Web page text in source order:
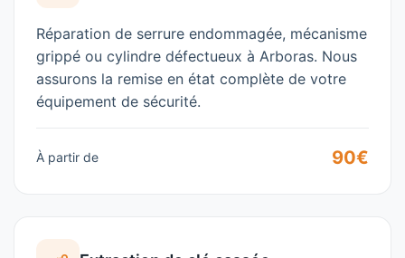
Réparation de serrure endommagée, mécanisme
grippé ou cylindre défectueux à Arboras. Nous
assurons la remise en état complète de votre
équipement de sécurité.
À partir de 90€